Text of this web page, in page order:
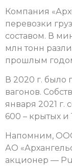
Компания
перевозки
составом. В
млн тонн
прошлым годом
В 2020 г. было
вагонов.
января 2021 г.
600 – крытых и
Напомним,
АО
акционер —